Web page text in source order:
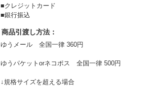
■クレジットカード
■銀行振込
商品引渡し方法：
ゆうメール 全国一律 360円
ゆうパケットorネコポス 全国一律 500円
↓規格サイズを超える場合